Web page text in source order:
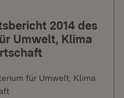
2014 des
Umwelt, Klima
für Umwelt, Klima